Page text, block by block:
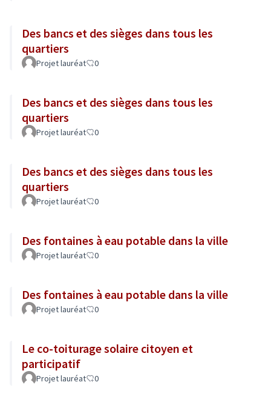
Des bancs et des sièges dans tous les
quartiers
Projet lauréat 0
Des bancs et des sièges dans tous les
quartiers
Projet lauréat 0
Des bancs et des sièges dans tous les
quartiers
Projet lauréat 0
Des fontaines à eau potable dans la ville
Projet lauréat 0
Des fontaines à eau potable dans la ville
Projet lauréat 0
Le co-toiturage solaire citoyen et
participatif
Projet lauréat 0